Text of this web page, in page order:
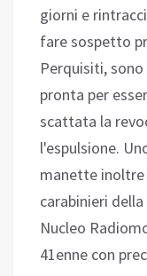
giorni e
fare sospetto
Perquisiti,
pronta per
scattata la
l'espulsione.
manette inoltre
carabinieri
Nucleo
41enne con